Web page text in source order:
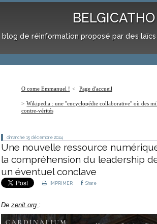
BELGICATHO
blog de réinformation proposé par des
O come Emmanuel ! Page d'accueil
Wikipedia : une "encyclopédie collaborative" où des
contre-vérités
dimanche 15 décembre 2024
Une nouvelle ressource
la compréhension du leadership
un éventuel conclave
IMPRIMER Share
De zenit.org :